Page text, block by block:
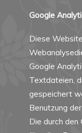
Google
Diese
Google
Textdateien,
gespeichert
Benutzung
Die durch den